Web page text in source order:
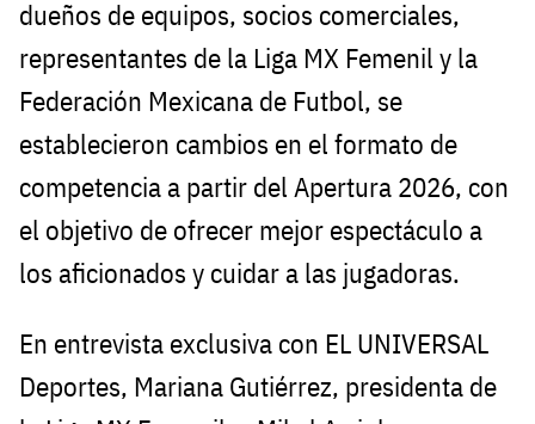
dueños de equipos, socios comerciales,
representantes de la Liga MX Femenil y la
Federación Mexicana de Futbol, se
establecieron cambios en el formato de
competencia a partir del Apertura 2026, con
el objetivo de ofrecer mejor espectáculo a
los aficionados y cuidar a las jugadoras.
En entrevista exclusiva con EL UNIVERSAL
Deportes, Mariana Gutiérrez, presidenta de